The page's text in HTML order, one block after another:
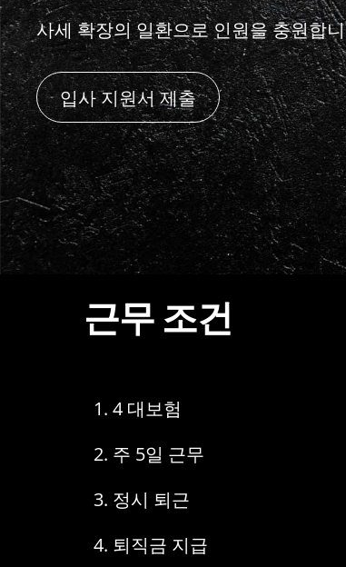
사세 확장의 일환으로 인원을 충원합
입사 지원서 제출
근무 조건
4 대보험
주 5일 근무
정시 퇴근
퇴직금 지급